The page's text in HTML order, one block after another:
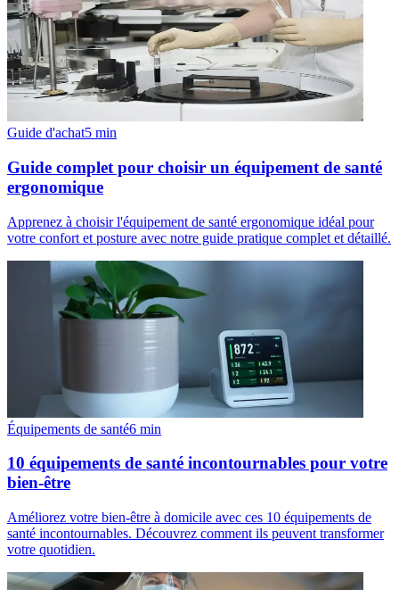
Guide d'achat5 min
Guide complet pour choisir un équipement de santé
ergonomique
Apprenez à choisir l'équipement de santé ergonomique idéal pour
votre confort et posture avec notre guide pratique complet et détaillé.
Équipements de santé6 min
10 équipements de santé incontournables pour votre
bien-être
Améliorez votre bien-être à domicile avec ces 10 équipements de
santé incontournables. Découvrez comment ils peuvent transformer
votre quotidien.